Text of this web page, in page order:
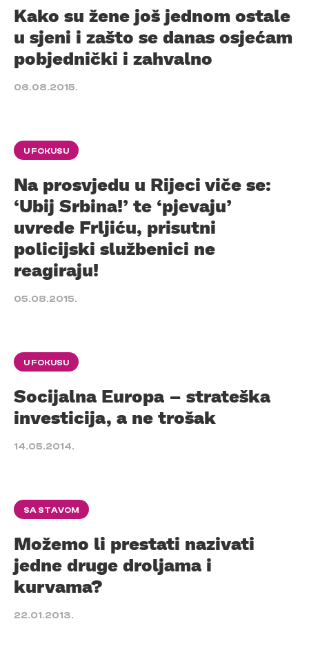
Kako su žene još jednom ostale
u sjeni i zašto se danas osjećam
pobjednički i zahvalno
06.08.2015.
U FOKUSU
Na prosvjedu u Rijeci viče se:
‘Ubij Srbina!’ te ‘pjevaju’
uvrede Frljiću, prisutni
policijski službenici ne
reagiraju!
05.08.2015.
U FOKUSU
Socijalna Europa – strateška
investicija, a ne trošak
14.05.2014.
SA STAVOM
Možemo li prestati nazivati
jedne druge droljama i
kurvama?
22.01.2013.